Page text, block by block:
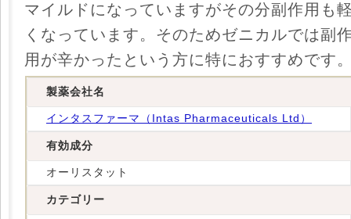
マイルドになっていますがその分副作用も
くなっています。そのためゼニカルでは副
用が辛かったという方に特におすすめです
製薬会社名
インタスファーマ（Intas Pharmaceuticals Ltd）
有効成分
オーリスタット
カテゴリー